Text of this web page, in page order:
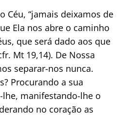
Céu, “jamais deixamos de
Ela nos abre o caminho
que será dado aos que
Mt 19,14). De Nossa
separar-nos nunca.
Procurando a sua
manifestando-lhe o
no coração as